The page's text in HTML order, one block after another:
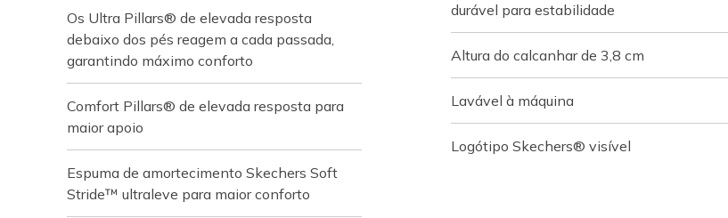
Os Ultra Pillars® de elevada resposta
debaixo dos pés reagem a cada passada,
garantindo máximo conforto
Comfort Pillars® de elevada resposta para
maior apoio
Espuma de amortecimento Skechers Soft
Stride™ ultraleve para maior conforto
durável para estabilidade
Altura do calcanhar de 3,8 cm
Lavável à máquina
Logótipo Skechers® visível